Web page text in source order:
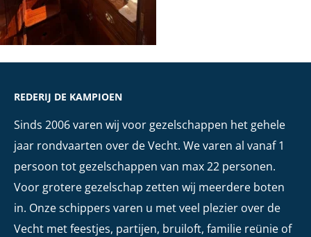
REDERIJ DE KAMPIOEN
Sinds 2006 varen wij voor gezelschappen het gehele
jaar rondvaarten over de Vecht. We varen al vanaf 1
persoon tot gezelschappen van max 22 personen.
Voor grotere gezelschap zetten wij meerdere boten
in. Onze schippers varen u met veel plezier over de
Vecht met feestjes, partijen, bruiloft, familie reünie of